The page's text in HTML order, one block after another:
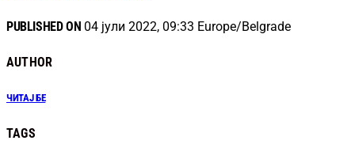
PUBLISHED ON 04 јули 2022, 09:33 Europe/Belgrade
AUTHOR
ЧИТАЈ БЕ
TAGS